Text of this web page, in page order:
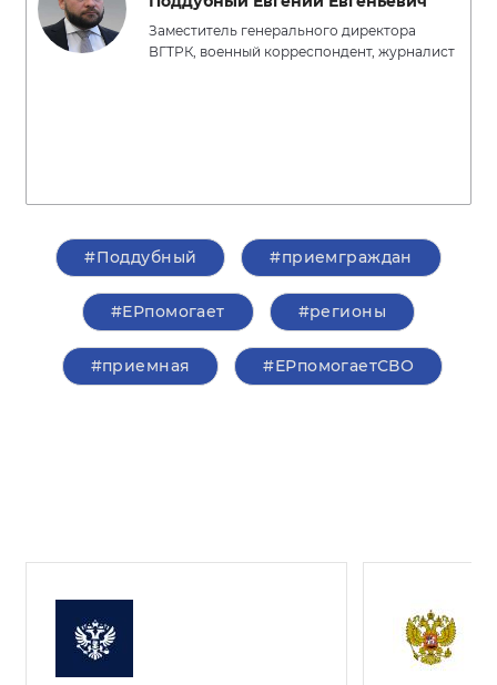
Заместитель генерального директора
ВГТРК, военный корреспондент, журналист
#Поддубный #приемграждан
#ЕРпомогает #регионы
#приемная #ЕРпомогаетСВО